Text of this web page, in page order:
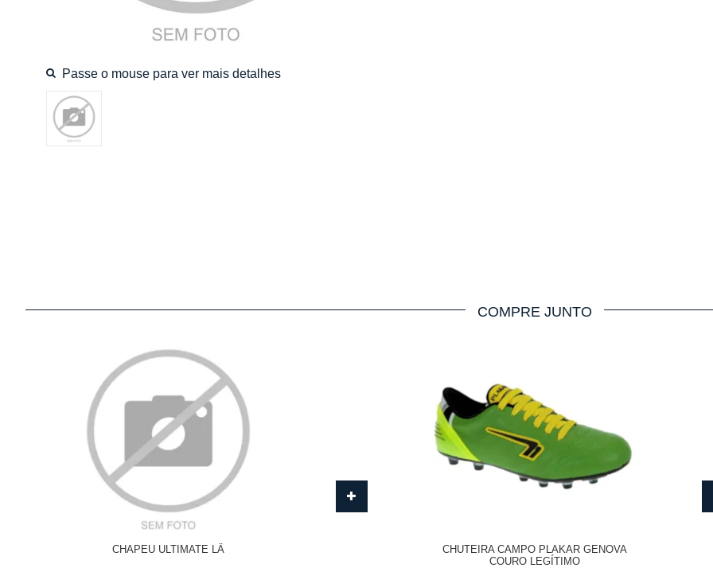
COMPRE JUNTO
CHAPEU ULTIMATE LÃ
CHUTEIRA CAMPO PLAKAR GENOVA
COURO LEGÍTIMO